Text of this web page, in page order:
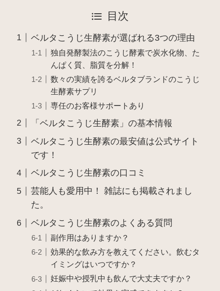
目次
ベルタこうじ生酵素が選ばれる3つの理由
独自発酵製法のこうじ酵素で炭水化物、た
んぱく質、脂質を分解！
数々の実績を誇るベルタブランドのこうじ
生酵素サプリ
専任のお客様サポートあり
「ベルタこうじ生酵素」の基本情報
ベルタこうじ生酵素の最安値は公式サイト
です！
ベルタこうじ生酵素の口コミ
芸能人も愛用中！ 雑誌にも掲載されまし
た。
ベルタこうじ生酵素のよくある質問
副作用はありますか？
効果的な飲み方を教えてください。飲むタ
イミングはいつですか？
妊娠中や授乳中も飲んで大丈夫ですか？